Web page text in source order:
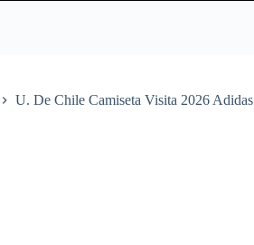
U. De Chile Camiseta Visita 2026 Adidas